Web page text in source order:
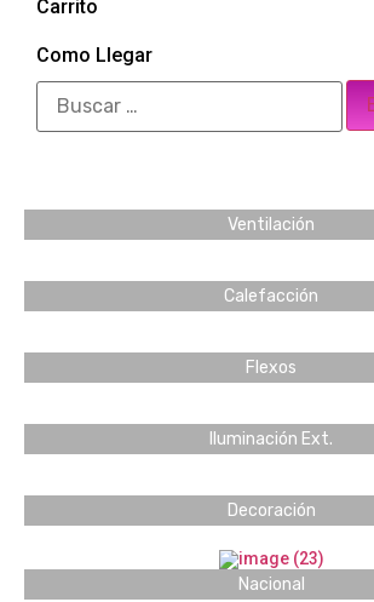
Carrito
Como Llegar
Ventilación
Calefacción
Flexos
Iluminación Ext.
Decoración
Nacional